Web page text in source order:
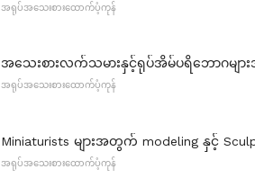
အရုပ်အသေးစားထောက်ပံ့ကုန်
အသေးစားလက်သမားနှင့်ရုပ်အိမ်ပရိဘောဂများ
အရုပ်အသေးစားထောက်ပံ့ကုန်
Miniaturists များအတွက် modeling နှင့်
အရုပ်အသေးစားထောက်ပံ့ကုန်